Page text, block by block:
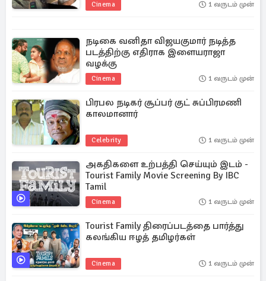
Cinema 1 வருடம் முன்
நடிகை வனிதா விஜயகுமார் நடித்த
படத்திற்கு எதிராக இளையராஜா
வழக்கு
Cinema 1 வருடம் முன்
பிரபல நடிகர் சூப்பர் குட் சுப்பிரமணி
காலமானார்
Celebrity 1 வருடம் முன்
அகதிகளை உற்பத்தி செய்யும் இடம் -
Tourist Family Movie Screening By IBC
Tamil
Cinema 1 வருடம் முன்
Tourist Family திரைப்படத்தை பார்த்து
கலங்கிய ஈழத் தமிழர்கள்
Cinema 1 வருடம் முன்